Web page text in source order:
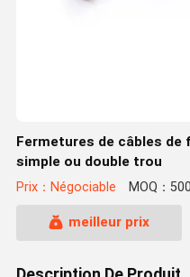
Fermetures de câbles
simple ou double trou
Prix：Négociable MOQ：
meilleur prix